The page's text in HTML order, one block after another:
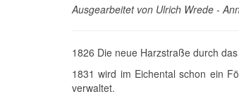
Ausgearbeitet von Ulrich Wrede -
1826 Die neue Harzstraße durch
1831 wird im Eichental schon ein
verwaltet.